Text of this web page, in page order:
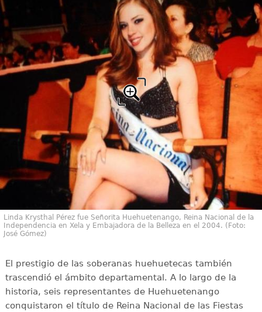
Linda Krysthal Pérez fue Señorita Huehuetenango, Reina Nacional de la
Independencia en Xela y Embajadora de la Belleza en el 2004. (Foto:
José Gómez)
El prestigio de las soberanas huehuetecas también
trascendió el ámbito departamental. A lo largo de la
historia, seis representantes de Huehuetenango
conquistaron el título de Reina Nacional de las Fiestas